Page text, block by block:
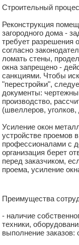
Строительный
Реконструкция
загородного дома -
требует разрешения
согласно
ломать стены,
окна запрещено -
санкциями. Чтобы
"перестройки",
документы:
производство,
(швеллеров, уголков,
Усиление окон
устройстве проемов
профессионалами с
организация берет
перед заказчиком,
проема, усиление
Преимущества
- наличие
техники,
выполнение заказов: